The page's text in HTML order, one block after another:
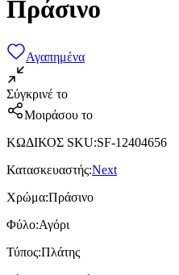
Πράσινο
Αγαπημένα
Σύγκρινέ το
Μοιράσου το
ΚΩΔΙΚΟΣ SKU:SF-12404656
Κατασκευαστής:Next
Χρώμα:Πράσινο
Φύλο:Αγόρι
Τύπος:Πλάτης